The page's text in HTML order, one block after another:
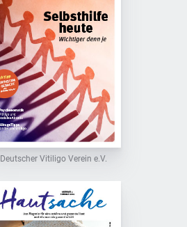
Deutscher Vitiligo Verein e.V.